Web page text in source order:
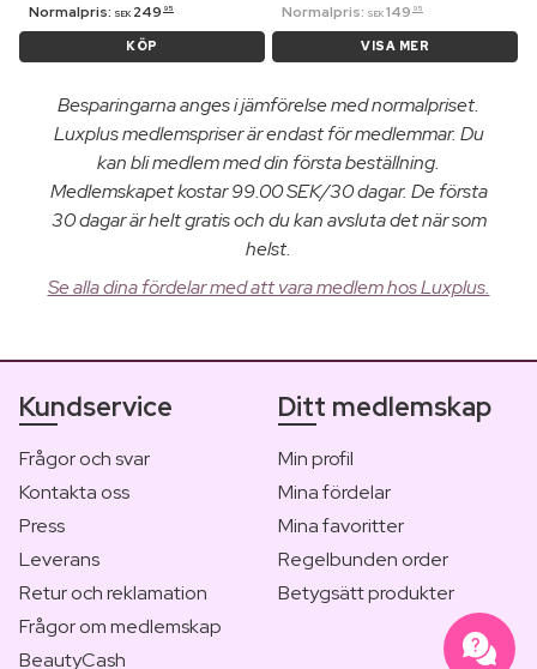
Normalpris: SEK 249 95
KÖP
Normalpris: SEK 149 95
VISA MER
Besparingarna anges i jämförelse med normalpriset.
Luxplus medlemspriser är endast för medlemmar. Du
kan bli medlem med din första beställning.
Medlemskapet kostar 99.00 SEK/30 dagar. De första
30 dagar är helt gratis och du kan avsluta det när som
helst.
Se alla dina fördelar med att vara medlem hos Luxplus.
Kundservice
Frågor och svar
Kontakta oss
Press
Leverans
Retur och reklamation
Frågor om medlemskap
BeautyCash
Ditt medlemskap
Min profil
Mina fördelar
Mina favoritter
Regelbunden order
Betygsätt produkter